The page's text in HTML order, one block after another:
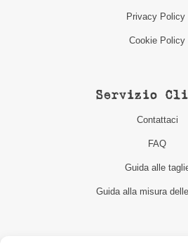
Privacy Policy
Cookie Policy
Servizio
Contattaci
FAQ
Guida alle
Guida alla misura